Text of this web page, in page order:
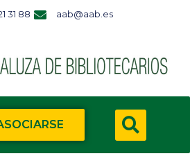
31 88 aab@aab.es